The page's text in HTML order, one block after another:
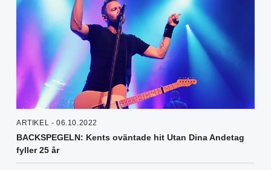
ARTIKEL - 06.10.2022
BACKSPEGELN: Kents oväntade hit Utan Dina Andetag
fyller 25 år